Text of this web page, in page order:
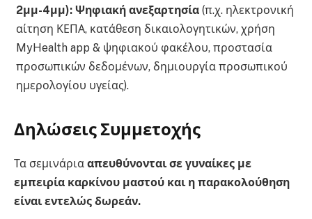
2μμ-4μμ): Ψηφιακή ανεξαρτησία (π.χ. ηλεκτρονική
αίτηση ΚΕΠΑ, κατάθεση δικαιολογητικών, χρήση
MyHealth app & ψηφιακού φακέλου, προστασία
προσωπικών δεδομένων, δημιουργία προσωπικού
ημερολογίου υγείας).
Δηλώσεις Συμμετοχής
Τα σεμινάρια απευθύνονται σε γυναίκες με
εμπειρία καρκίνου μαστού και η παρακολούθηση
είναι εντελώς δωρεάν.